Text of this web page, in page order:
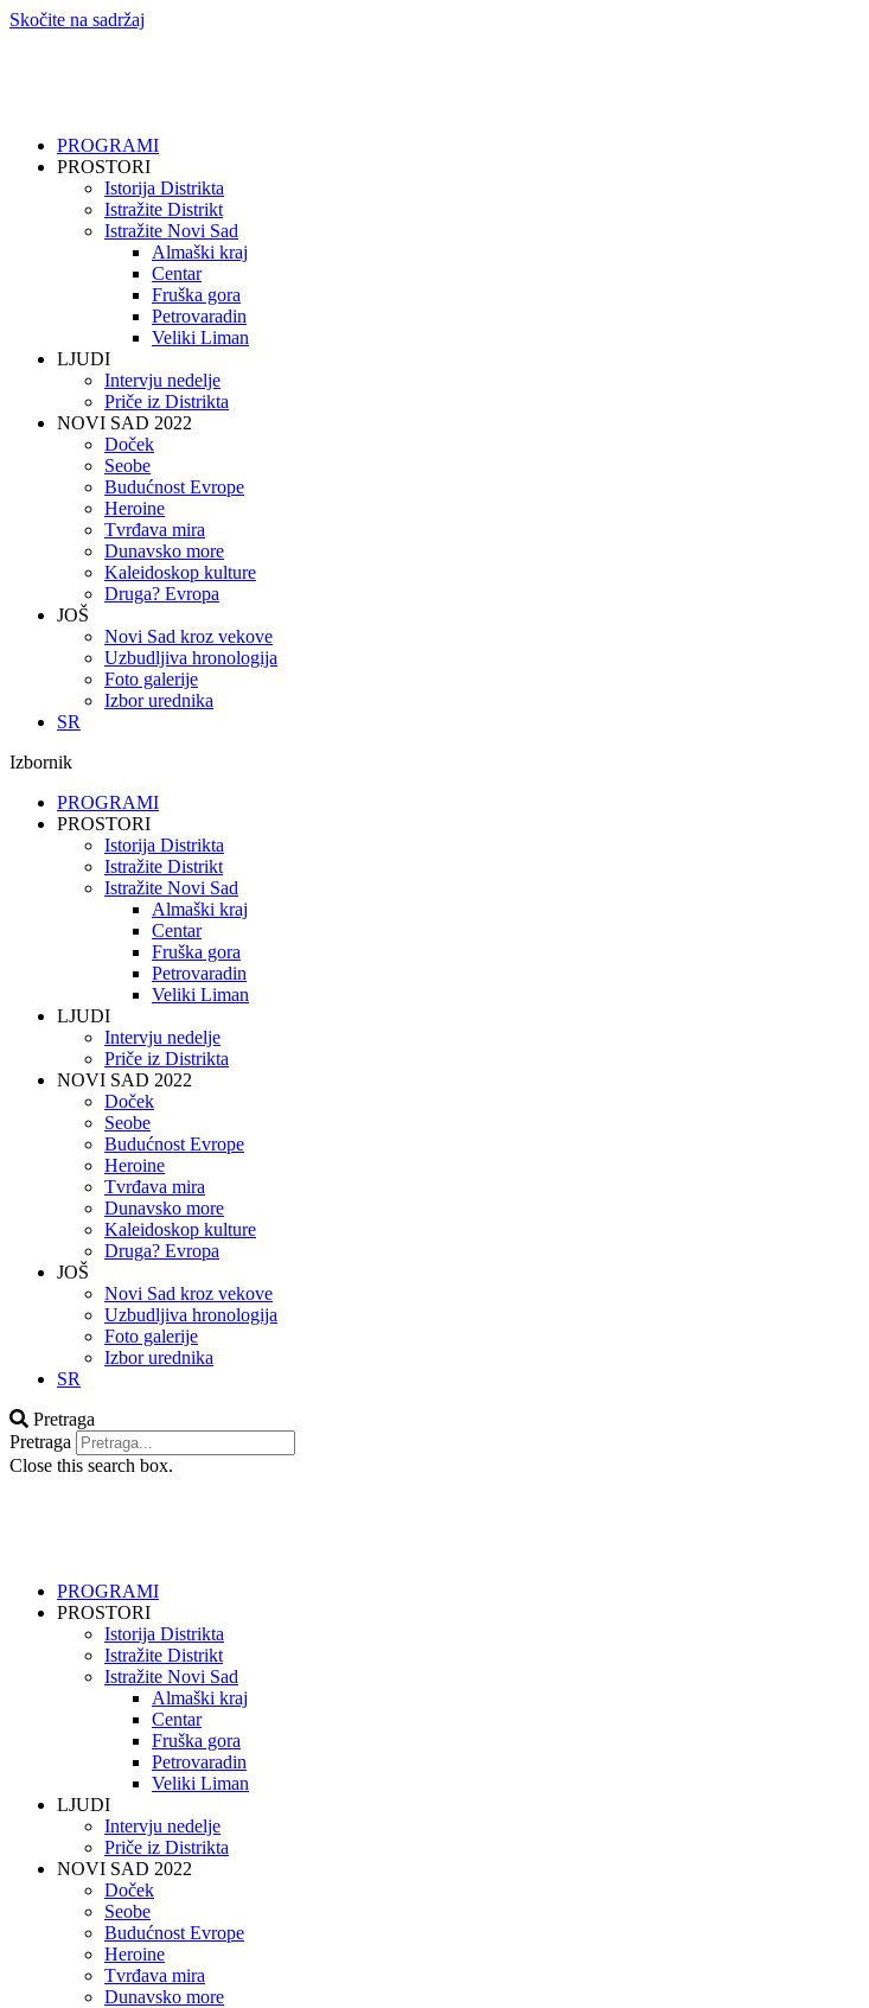
Skočite na sadržaj
PROGRAMI
PROSTORI
Istorija Distrikta
Istražite Distrikt
Istražite Novi Sad
Almaški kraj
Centar
Fruška gora
Petrovaradin
Veliki Liman
LJUDI
Intervju nedelje
Priče iz Distrikta
NOVI SAD 2022
Doček
Seobe
Budućnost Evrope
Heroine
Tvrđava mira
Dunavsko more
Kaleidoskop kulture
Druga? Evropa
JOŠ
Novi Sad kroz vekove
Uzbudljiva hronologija
Foto galerije
Izbor urednika
SR
Izbornik
PROGRAMI
PROSTORI
Istorija Distrikta
Istražite Distrikt
Istražite Novi Sad
Almaški kraj
Centar
Fruška gora
Petrovaradin
Veliki Liman
LJUDI
Intervju nedelje
Priče iz Distrikta
NOVI SAD 2022
Doček
Seobe
Budućnost Evrope
Heroine
Tvrđava mira
Dunavsko more
Kaleidoskop kulture
Druga? Evropa
JOŠ
Novi Sad kroz vekove
Uzbudljiva hronologija
Foto galerije
Izbor urednika
SR
Pretraga
Pretraga
Close this search box.
PROGRAMI
PROSTORI
Istorija Distrikta
Istražite Distrikt
Istražite Novi Sad
Almaški kraj
Centar
Fruška gora
Petrovaradin
Veliki Liman
LJUDI
Intervju nedelje
Priče iz Distrikta
NOVI SAD 2022
Doček
Seobe
Budućnost Evrope
Heroine
Tvrđava mira
Dunavsko more